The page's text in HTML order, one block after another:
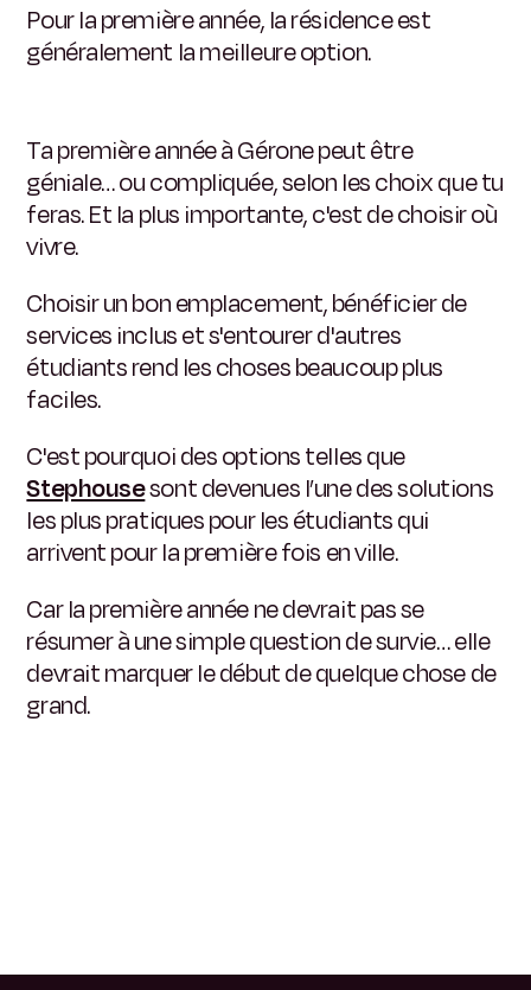
Pour la première année, la résidence est
généralement la meilleure option.
Ta première année à Gérone peut être
géniale… ou compliquée, selon les choix que tu
feras.Et la plus importante, c'est de choisir où
vivre.
Choisir un bon emplacement, bénéficier de
services inclus et s'entourer d'autres
étudiants rend les choses beaucoup plus
faciles.
C'est pourquoi des options telles que
Stephousesont devenues l’une des solutions
les plus pratiques pour les étudiants qui
arrivent pour la première fois en ville.
Car la première année ne devrait pas se
résumer à une simple question de survie… elle
devrait marquer le début de quelque chose de
grand.